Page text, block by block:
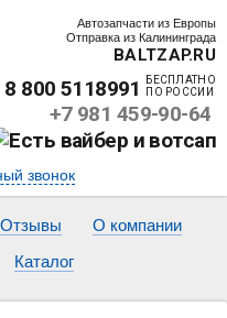
Автозапчасти из Европы
Отправка из Калининграда
BALTZAP.RU
8 800 5118991
БЕСПЛАТНО
ПО РОССИИ
+7 981 459-90-64
звонок
Отзывы
О компании
Каталог